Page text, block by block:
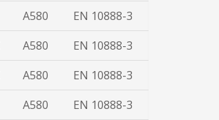
A580
EN 10888-3
A580
EN 10888-3
A580
EN 10888-3
A580
EN 10888-3